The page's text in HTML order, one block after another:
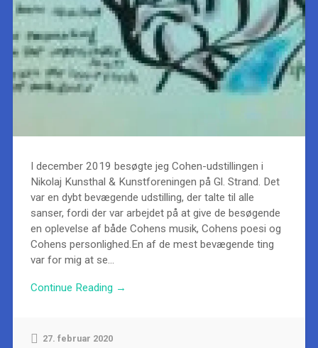
I december 2019 besøgte jeg Cohen-udstillingen i
Nikolaj Kunsthal & Kunstforeningen på Gl. Strand. Det
var en dybt bevægende udstilling, der talte til alle
sanser, fordi der var arbejdet på at give de besøgende
en oplevelse af både Cohens musik, Cohens poesi og
Cohens personlighed.En af de mest bevægende ting
var for mig at se...
Continue Reading →
27. februar 2020